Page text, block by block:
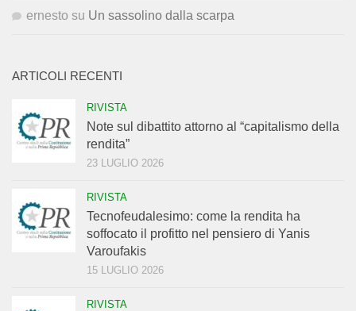
ernesto su Un sassolino dalla scarpa
ARTICOLI RECENTI
RIVISTA
Note sul dibattito attorno al “capitalismo della
rendita”
23 LUGLIO 2026
RIVISTA
Tecnofeudalesimo: come la rendita ha
soffocato il profitto nel pensiero di Yanis
Varoufakis
15 LUGLIO 2026
RIVISTA